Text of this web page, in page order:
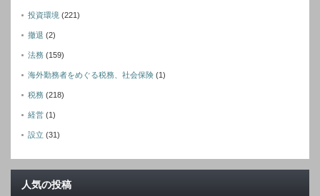
投資環境 (221)
撤退 (2)
法務 (159)
海外勤務者をめぐる税務、社会保険 (1)
税務 (218)
経営 (1)
設立 (31)
人気の投稿